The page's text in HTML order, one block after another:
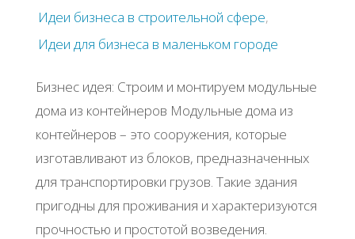
Идеи бизнеса в строительной сфере,
Идеи для бизнеса в маленьком городе
Бизнес идея: Строим и монтируем модульные
дома из контейнеров Модульные дома из
контейнеров – это сооружения, которые
изготавливают из блоков, предназначенных
для транспортировки грузов. Такие здания
пригодны для проживания и характеризуются
прочностью и простотой возведения.